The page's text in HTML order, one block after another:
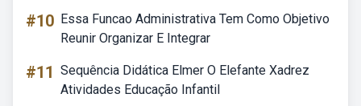
#10 Essa Funcao Administrativa Tem Como Objetivo
Reunir Organizar E Integrar
#11 Sequência Didática Elmer O Elefante Xadrez
Atividades Educação Infantil